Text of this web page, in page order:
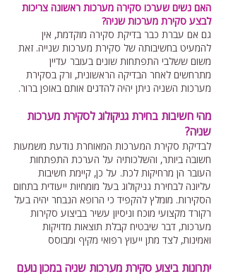
האם נשים שערכו סקירה מערכות ראשונה צריכות
לבצע סקירת מערכות שניה?
גם אם עברת כבר בדיקת סקירה מוקדמת, אין
להמעיט בחשיבותה של סקירת מערכות שנייה. זאת
משום ששלבי התפתחות שונים בעובר עדיין
מתרחשים לאחר הבדיקה הראשונית, ורק בסקירת
מערכות השניה ניתן יהיה להדגים אותם באופן ברור.
מהי חשיבות בחירת גניקולוג לסקירת מערכות
שניה?
לבדיקת סקירת המערכות המאוחרת נודעת משמעות
חשובה ביותר, והשלכותיה על הערכת התפתחות
העובר הן מרחיקות לכת. על כן, קיימת חשיבות
עליונה לבחירת גניקולוג בעל מומחיות ייעודית בתחום
הסקירות. מומלץ להקפיד כי הרופא הנבחר יהיה בעל
רקורד מקצועי מוכח וניסיון עשיר בביצוע סקירות
מערכות, דבר שיבטיח קבלת תוצאות מדויקות
ואמינות, לצד מתן ייעוץ רפואי מקיף ומבוסס
יתרונות ביצוע סקירת מערכות שניה במכון נועם